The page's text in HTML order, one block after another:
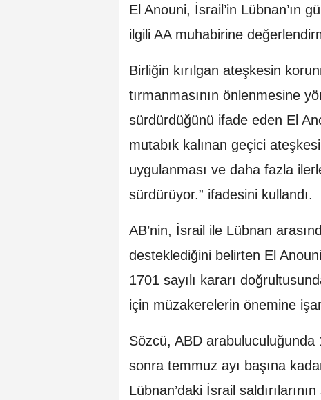
El Anouni, İsrail’in Lübnan’ın
ilgili AA muhabirine
Birliğin kırılgan ateşkesin
tırmanmasının önlenmesine
sürdürdüğünü ifade eden El
mutabık kalınan geçici
uygulanması ve daha fazla
sürdürüyor.” ifadesini kullandı.
AB’nin, İsrail ile Lübnan
desteklediğini belirten El
1701 sayılı kararı
için müzakerelerin önemine
Sözcü, ABD
sonra temmuz ayı başına
Lübnan’daki İsrail